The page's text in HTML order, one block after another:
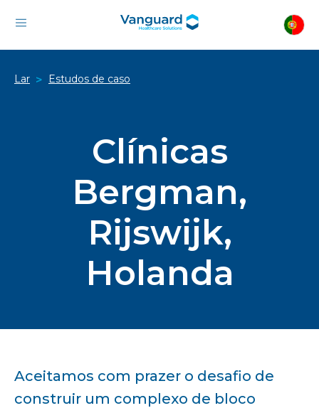
Lar > Estudos de caso
Clínicas
Bergman,
Rijswijk,
Holanda
Aceitamos com prazer o desafio de
construir um complexo de bloco